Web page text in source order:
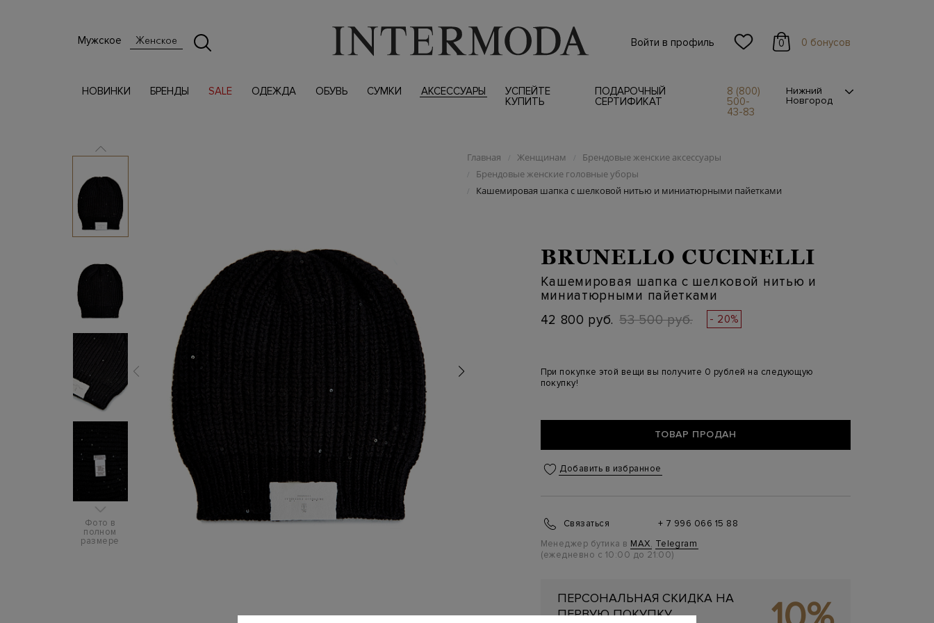
Мужское Женское Войти в профиль 0 0 бонусов
НОВИНКИ БРЕНДЫ SALE ОДЕЖДА ОБУВЬ СУМКИ АКСЕССУАРЫ
УСПЕЙТЕ
КУПИТЬ
ПОДАРОЧНЫЙ
СЕРТИФИКАТ
8 (800)
500-
43-83
Нижний
Новгород
Фото в
полном
размере
Главная / Женщинам / Брендовые женские аксессуары
/ Брендовые женские головные уборы
/ Кашемировая шапка с шелковой нитью и миниатюрными пайетками
BRUNELLO CUCINELLI
Кашемировая шапка с шелковой нитью и
миниатюрными пайетками
42 800 руб. 53 500 руб. - 20%
При покупке этой вещи вы получите 0 рублей на следующую
покупку!
ТОВАР ПРОДАН
Добавить в избранное
Связаться
+ 7 996 066 15 88
Менеджер бутика в MAX, Telegram
(ежедневно с 10:00 до 21:00)
ПЕРСОНАЛЬНАЯ СКИДКА НА
ПЕРВУЮ ПОКУПКУ